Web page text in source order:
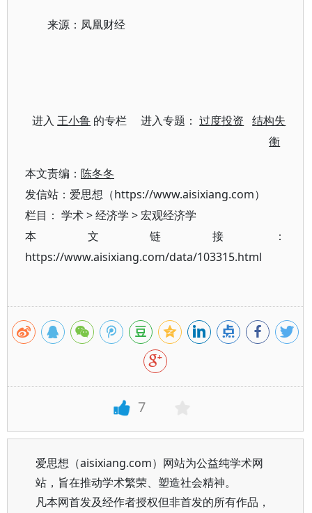
来源：凤凰财经
进入王小鲁 的专栏 进入专题：过度投资
结构失
衡
本文责编： 陈冬冬
发信站：爱思想（https://www.aisixiang.com）
栏目： 学术>经济学 >宏观经济学
本文链接：
https://www.aisixiang.com/data/103315.html
7
爱思想（aisixiang.com）网站为公益纯学术网
站，旨在推动学术繁荣、塑造社会精神。
凡本网首发及经作者授权但非首发的所有作品，